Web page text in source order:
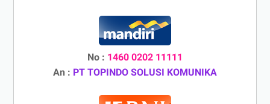
No : 1460 0202 11111
An : PT TOPINDO SOLUSI KOMUNIKA